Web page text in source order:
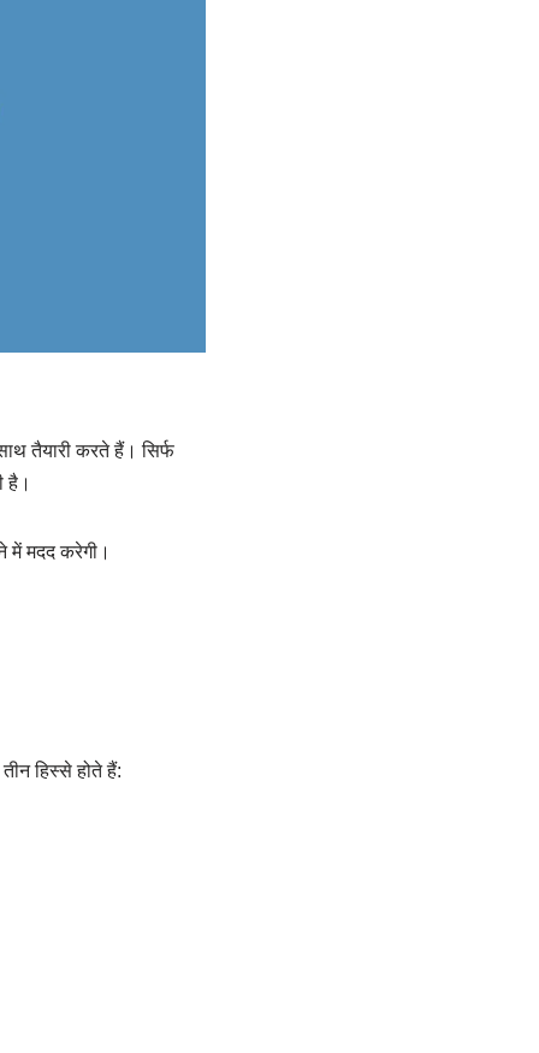
तैयारी करते हैं। सिर्फ
है।
मदद करेगी।
हिस्से होते हैं: